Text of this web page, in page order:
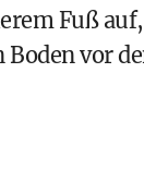
Fuß auf,
vor